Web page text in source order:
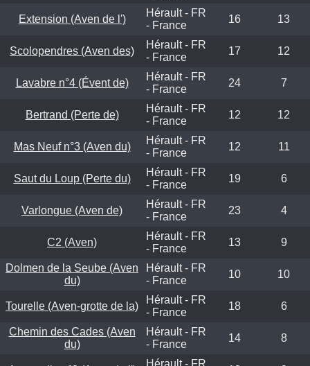
Extension (Aven de l')
Hérault - FR
- France
16 13
Scolopendres (Aven des)
Hérault - FR
- France
17 12
Lavabre n°4 (Évent de)
Hérault - FR
- France
24 7
Bertrand (Perte de)
Hérault - FR
- France
12 12
Mas Neuf n°3 (Aven du)
Hérault - FR
- France
12 11
Saut du Loup (Perte du)
Hérault - FR
- France
19 6
Varlongue (Aven de)
Hérault - FR
- France
23 4
C2 (Aven)
Hérault - FR
- France
13 9
Dolmen de la Seube (Aven
du)
Hérault - FR
- France
10 10
Tourelle (Aven-grotte de la)
Hérault - FR
- France
18 6
Chemin des Cades (Aven
du)
Hérault - FR
- France
14 8
Hérault - FR